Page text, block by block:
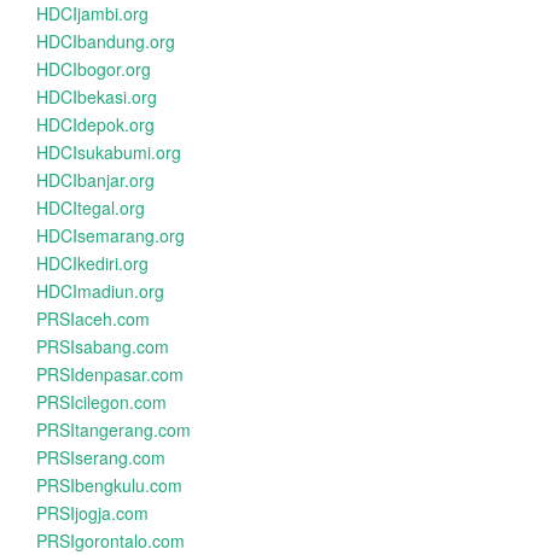
HDCIjambi.org
HDCIbandung.org
HDCIbogor.org
HDCIbekasi.org
HDCIdepok.org
HDCIsukabumi.org
HDCIbanjar.org
HDCItegal.org
HDCIsemarang.org
HDCIkediri.org
HDCImadiun.org
PRSIaceh.com
PRSIsabang.com
PRSIdenpasar.com
PRSIcilegon.com
PRSItangerang.com
PRSIserang.com
PRSIbengkulu.com
PRSIjogja.com
PRSIgorontalo.com